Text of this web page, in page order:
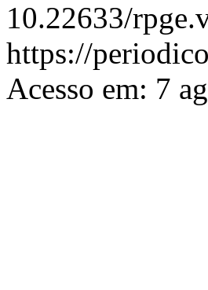
10.22633/
https://
Acesso em: 7